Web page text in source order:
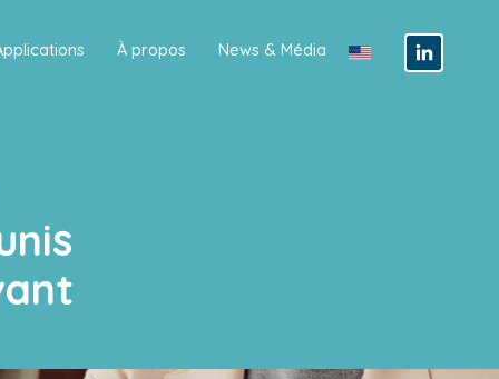
À propos News & Média